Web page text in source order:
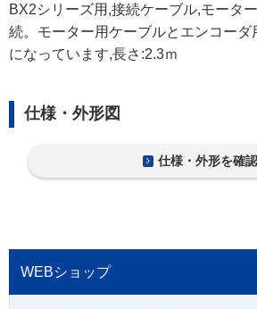
BX2シリーズ用,接続ケーブル,モータ
続。モーター用ケーブルとエンコーダ
になっています,長さ:2.3ｍ
仕様・外形図
仕様・外形を確認
WEBショップ